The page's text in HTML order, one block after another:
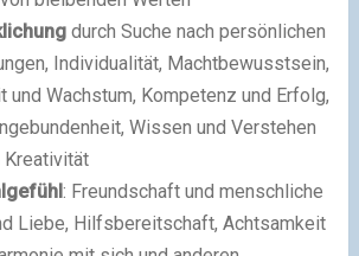
durch Suche nach persönlichen
Individualität, Machtbewusstsein,
Wachstum, Kompetenz und Erfolg,
Wissen und Verstehen
Kreativität
: Freundschaft und menschliche
Liebe, Hilfsbereitschaft, Achtsamkeit